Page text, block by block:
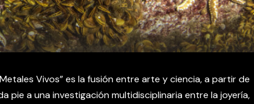
Vivos” es la fusión entre arte y ciencia, a partir de
pie a una investigación multidisciplinaria entre la joyería,